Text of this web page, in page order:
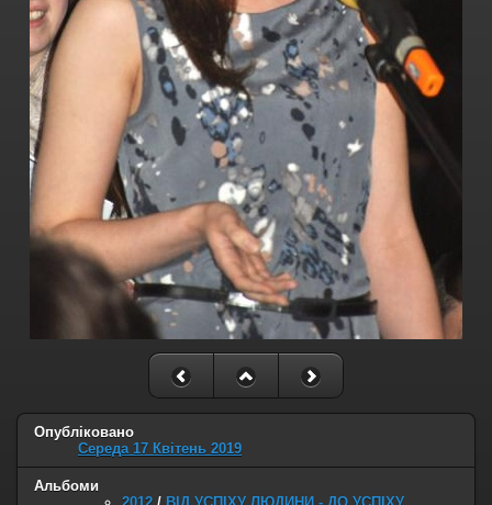
Опубліковано
Середа 17 Квітень 2019
Альбоми